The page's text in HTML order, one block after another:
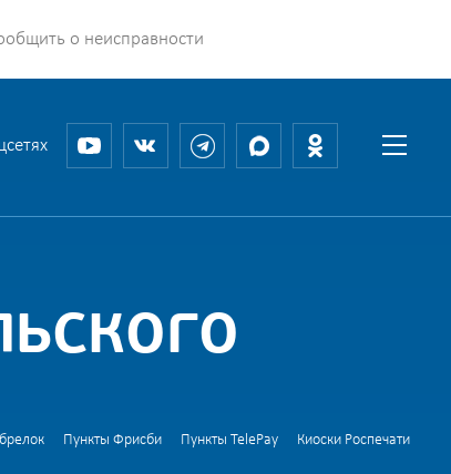
о неисправности
Пункты Фрисби Пункты TelePay Киоски Роспечати